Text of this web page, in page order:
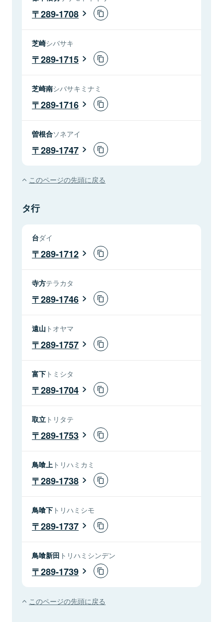
289-1708
芝崎シバサキ
289-1715
芝崎南シバサキミナミ
289-1716
曽根合ソネアイ
289-1747
このページの先頭に戻る
タ行
台ダイ
289-1712
寺方テラカタ
289-1746
遠山 トオヤマ
289-1757
富下 トミシタ
289-1704
取立 トリタテ
289-1753
鳥喰上 トリハミカミ
289-1738
鳥喰下 トリハミシモ
289-1737
鳥喰新田 トリハミシンデン
289-1739
このページの先頭に戻る